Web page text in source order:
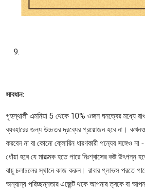
সাবধান:
গৃহস্থালী এমনিয়া 5 থেকে 10% ওজন ঘনত্বের মধ্যে
ব্যবহারের জন্য উচ্চতর দ্রব্যের প্রয়োজন হবে না। কখনও
করবেন না বা কোনো ক্লোরিন ধারণকারী পন্যের সঙ্গেও
ধোঁয়া হবে যে মারাত্মক হতে পারে নিঃশ্বাসের কষ্ট উৎপন্ন
বায়ু চলাচলের স্থানে কাজ করুন। রাবার গ্লাভস পরতে
অন্যান্য পরিচ্ছন্নতার এজেন্ট থকে আপনার ত্বকে বা